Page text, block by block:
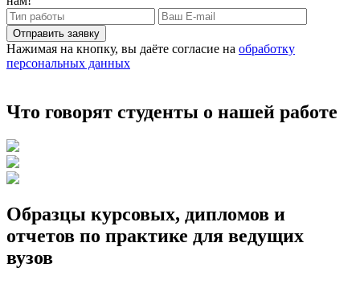
Отправить заявку
Нажимая на кнопку, вы даёте согласие на обработку
персональных данных
Что говорят студенты о нашей работе
Образцы курсовых, дипломов и
отчетов по практике для ведущих
вузов